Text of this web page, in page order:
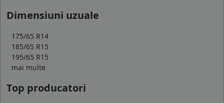
Dimensiuni uzuale
175/65 R14
185/65 R15
195/65 R15
mai multe
Top producatori